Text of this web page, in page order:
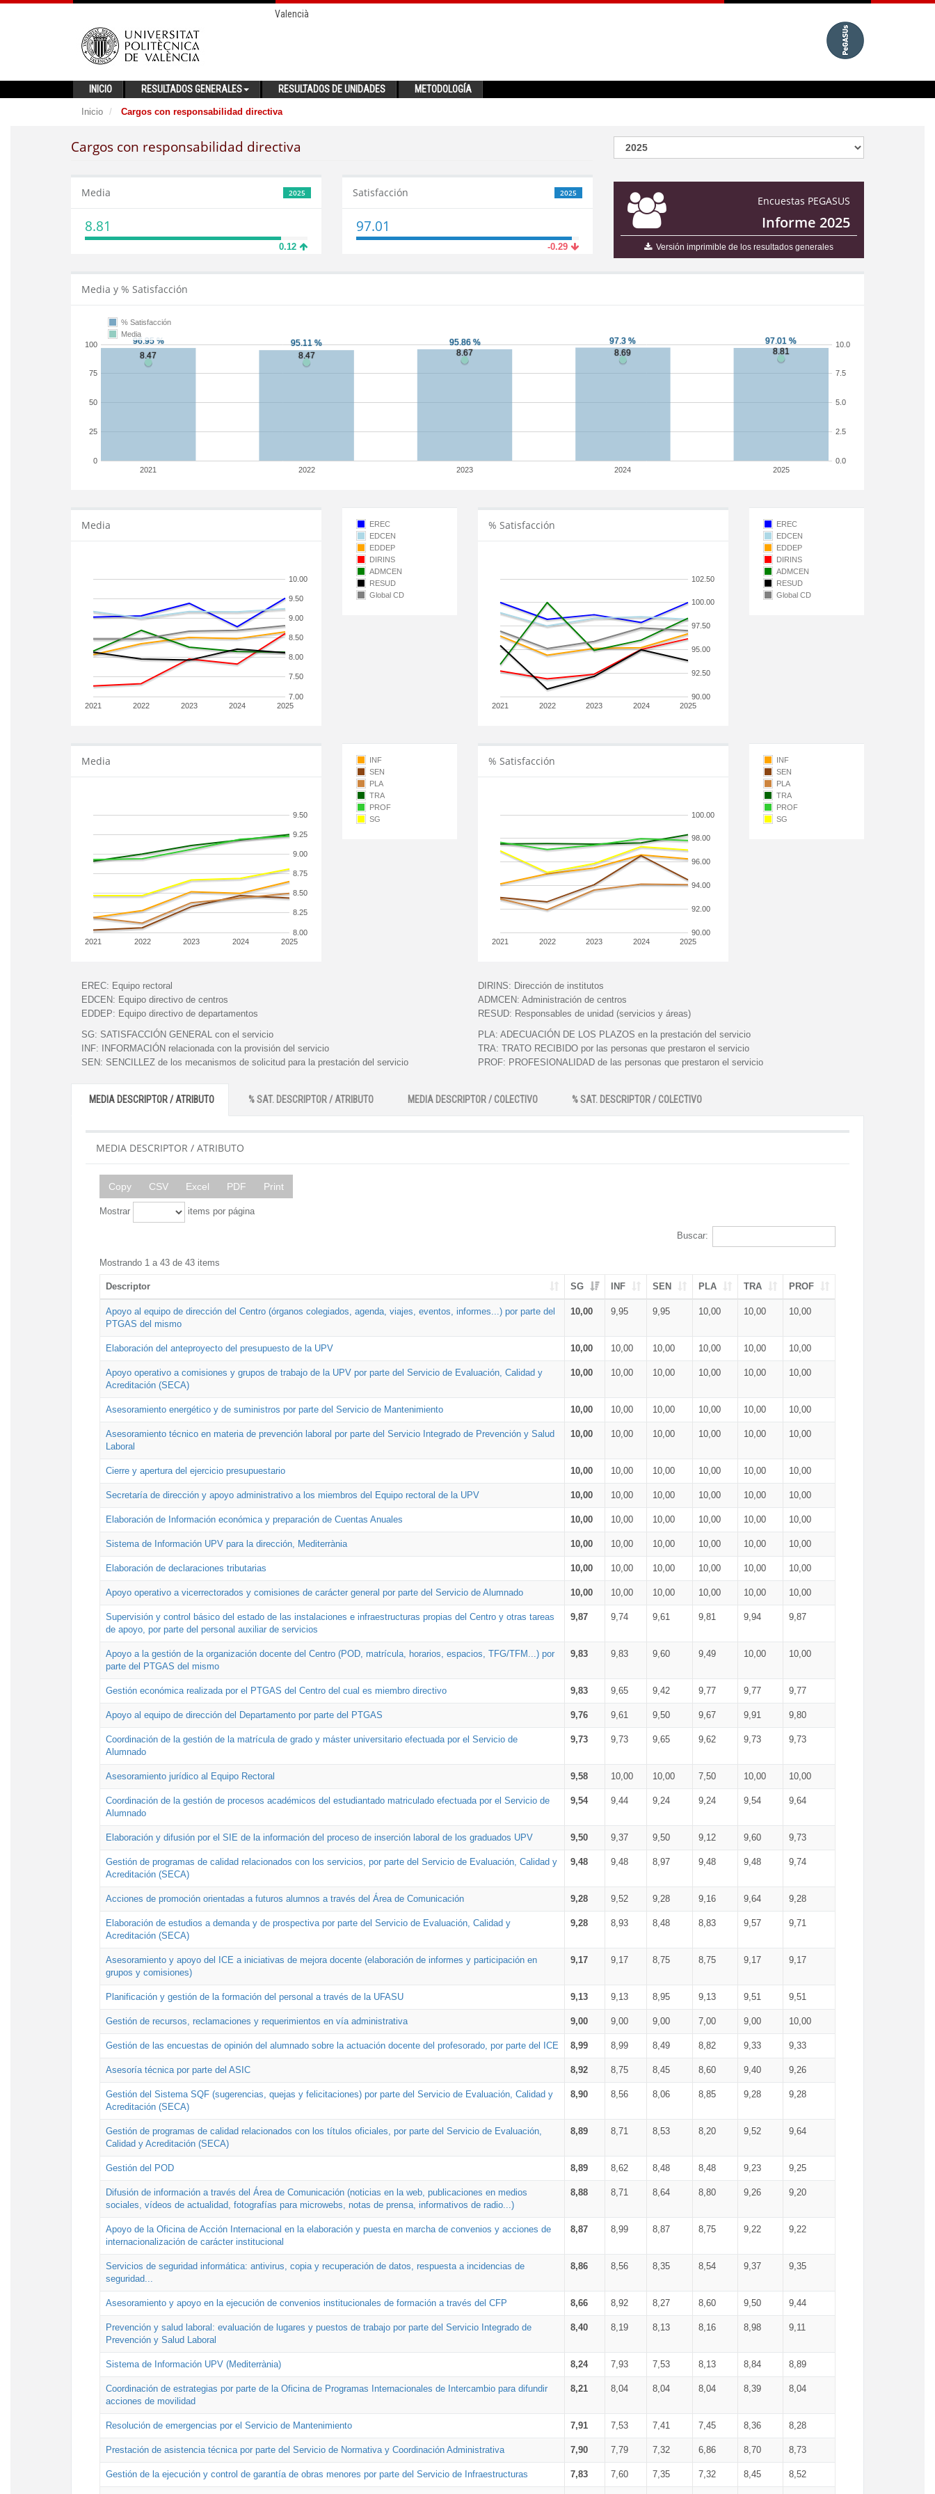
Valencià
INICIO RESULTADOS GENERALES RESULTADOS DE UNIDADES METODOLOGÍA
Inicio Cargos con responsabilidad directiva
Cargos con responsabilidad directiva
Encuestas PEGASUS
Informe 2025
Versión imprimible de los resultados generales
2025
Media
8.81
0.12
2025
Satisfacción
97.01
-0.29
Media y % Satisfacción
2021 2022 2023 2024 2025
0
25
50
75
100
0.0
2.5
5.0
7.5
10.0
% Satisfacción
Media
Media
2021 2022 2023 2024 2025
7.00
7.50
8.00
8.50
9.00
9.50
10.00
EREC
EDCEN
EDDEP
DIRINS
ADMCEN
RESUD
Global CD
% Satisfacción
2021 2022 2023 2024 2025
90.00
92.50
95.00
97.50
100.00
102.50
EREC
EDCEN
EDDEP
DIRINS
ADMCEN
RESUD
Global CD
Media
2021 2022 2023 2024 2025
8.00
8.25
8.50
8.75
9.00
9.25
9.50
INF
SEN
PLA
TRA
PROF
SG
% Satisfacción
2021 2022 2023 2024 2025
90.00
92.00
94.00
96.00
98.00
100.00
INF
SEN
PLA
TRA
PROF
SG
EREC: Equipo rectoral
EDCEN: Equipo directivo de centros
EDDEP: Equipo directivo de departamentos
DIRINS: Dirección de institutos
ADMCEN: Administración de centros
RESUD: Responsables de unidad (servicios y áreas)
SG: SATISFACCIÓN GENERAL con el servicio
INF:
INFORMACIÓN relacionada con la provisión del servicio
SEN: SENCILLEZ de los mecanismos de solicitud para la prestación del servicio
PLA: ADECUACIÓN DE LOS PLAZOS en la prestación del servicio
TRA: TRATO RECIBIDO por las personas que prestaron el servicio
PROF: PROFESIONALIDAD de las personas que prestaron el servicio
MEDIA DESCRIPTOR / ATRIBUTO % SAT. DESCRIPTOR / ATRIBUTO MEDIA DESCRIPTOR / COLECTIVO % SAT. DESCRIPTOR / COLECTIVO
MEDIA DESCRIPTOR / ATRIBUTO
Copy CSV Excel PDF Print
Mostrar items por página
Buscar:
Mostrando 1 a 43 de 43 items
Descriptor SG INF SEN PLA TRA PROF
Apoyo al equipo de dirección del Centro (órganos colegiados, agenda, viajes, eventos, informes...) por parte del
PTGAS del mismo
10,00 9,95 9,95 10,00 10,00 10,00
Elaboración del anteproyecto del presupuesto de la UPV 10,00 10,00 10,00 10,00 10,00 10,00
Apoyo operativo a comisiones y grupos de trabajo de la UPV por parte del Servicio de Evaluación, Calidad y
Acreditación (SECA)
10,00 10,00 10,00 10,00 10,00 10,00
Asesoramiento energético y de suministros por parte del Servicio de Mantenimiento 10,00 10,00 10,00 10,00 10,00 10,00
Asesoramiento técnico en materia de prevención laboral por parte del Servicio Integrado de Prevención y Salud
Laboral
10,00 10,00 10,00 10,00 10,00 10,00
Cierre y apertura del ejercicio presupuestario 10,00 10,00 10,00 10,00 10,00 10,00
Secretaría de dirección y apoyo administrativo a los miembros del Equipo rectoral de la UPV 10,00 10,00 10,00 10,00 10,00 10,00
Elaboración de Información económica y preparación de Cuentas Anuales 10,00 10,00 10,00 10,00 10,00 10,00
Sistema de Información UPV para la dirección, Mediterrània 10,00 10,00 10,00 10,00 10,00 10,00
Elaboración de declaraciones tributarias 10,00 10,00 10,00 10,00 10,00 10,00
Apoyo operativo a vicerrectorados y comisiones de carácter general por parte del Servicio de Alumnado 10,00 10,00 10,00 10,00 10,00 10,00
Supervisión y control básico del estado de las instalaciones e infraestructuras propias del Centro y otras tareas
de apoyo, por parte del personal auxiliar de servicios
9,87 9,74 9,61 9,81 9,94 9,87
Apoyo a la gestión de la organización docente del Centro (POD, matrícula, horarios, espacios, TFG/TFM...) por
parte del PTGAS del mismo
9,83 9,83 9,60 9,49 10,00 10,00
Gestión económica realizada por el PTGAS del Centro del cual es miembro directivo 9,83 9,65 9,42 9,77 9,77 9,77
Apoyo al equipo de dirección del Departamento por parte del PTGAS 9,76 9,61 9,50 9,67 9,91 9,80
Coordinación de la gestión de la matrícula de grado y máster universitario efectuada por el Servicio de
Alumnado
9,73 9,73 9,65 9,62 9,73 9,73
Asesoramiento jurídico al Equipo Rectoral 9,58 10,00 10,00 7,50 10,00 10,00
Coordinación de la gestión de procesos académicos del estudiantado matriculado efectuada por el Servicio de
Alumnado
9,54 9,44 9,24 9,24 9,54 9,64
Elaboración y difusión por el SIE de la información del proceso de inserción laboral de los graduados UPV 9,50 9,37 9,50 9,12 9,60 9,73
Gestión de programas de calidad relacionados con los servicios, por parte del Servicio de Evaluación, Calidad y
Acreditación (SECA)
9,48 9,48 8,97 9,48 9,48 9,74
Acciones de promoción orientadas a futuros alumnos a través del Área de Comunicación 9,28 9,52 9,28 9,16 9,64 9,28
Elaboración de estudios a demanda y de prospectiva por parte del Servicio de Evaluación, Calidad y
Acreditación (SECA)
9,28 8,93 8,48 8,83 9,57 9,71
Asesoramiento y apoyo del ICE a iniciativas de mejora docente (elaboración de informes y participación en
grupos y comisiones)
9,17 9,17 8,75 8,75 9,17 9,17
Planificación y gestión de la formación del personal a través de la UFASU 9,13 9,13 8,95 9,13 9,51 9,51
Gestión de recursos, reclamaciones y requerimientos en vía administrativa 9,00 9,00 9,00 7,00 9,00 10,00
Gestión de las encuestas de opinión del alumnado sobre la actuación docente del profesorado, por parte del ICE 8,99 8,99 8,49 8,82 9,33 9,33
Asesoría técnica por parte del ASIC 8,92 8,75 8,45 8,60 9,40 9,26
Gestión del Sistema SQF (sugerencias, quejas y felicitaciones) por parte del Servicio de Evaluación, Calidad y
Acreditación (SECA)
8,90 8,56 8,06 8,85 9,28 9,28
Gestión de programas de calidad relacionados con los títulos oficiales, por parte del Servicio de Evaluación,
Calidad y Acreditación (SECA)
8,89 8,71 8,53 8,20 9,52 9,64
Gestión del POD 8,89 8,62 8,48 8,48 9,23 9,25
Difusión de información a través del Área de Comunicación (noticias en la web, publicaciones en medios
sociales, vídeos de actualidad, fotografías para microwebs, notas de prensa, informativos de radio...)
8,88 8,71 8,64 8,80 9,26 9,20
Apoyo de la Oficina de Acción Internacional en la elaboración y puesta en marcha de convenios y acciones de
internacionalización de carácter institucional
8,87 8,99 8,87 8,75 9,22 9,22
Servicios de seguridad informática: antivirus, copia y recuperación de datos, respuesta a incidencias de
seguridad...
8,86 8,56 8,35 8,54 9,37 9,35
Asesoramiento y apoyo en la ejecución de convenios institucionales de formación a través del CFP 8,66 8,92 8,27 8,60 9,50 9,44
Prevención y salud laboral: evaluación de lugares y puestos de trabajo por parte del Servicio Integrado de
Prevención y Salud Laboral
8,40 8,19 8,13 8,16 8,98 9,11
Sistema de Información UPV (Mediterrània) 8,24 7,93 7,53 8,13 8,84 8,89
Coordinación de estrategias por parte de la Oficina de Programas Internacionales de Intercambio para difundir
acciones de movilidad
8,21 8,04 8,04 8,04 8,39 8,04
Resolución de emergencias por el Servicio de Mantenimiento 7,91 7,53 7,41 7,45 8,36 8,28
Prestación de asistencia técnica por parte del Servicio de Normativa y Coordinación Administrativa 7,90 7,79 7,32 6,86 8,70 8,73
Gestión de la ejecución y control de garantía de obras menores por parte del Servicio de Infraestructuras 7,83 7,60 7,35 7,32 8,45 8,52